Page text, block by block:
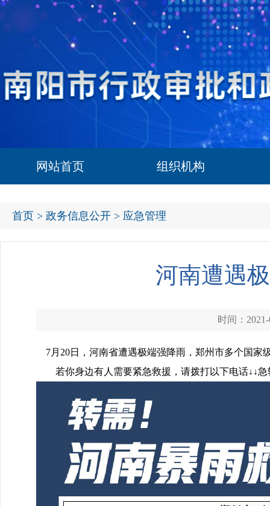
网站首页 组织机构
首页 > 政务信息公开 > 应急管理
河南遭遇
时间：
7月20日，河南省遭遇极端强降雨，郑州市多个国家
若你身边有人需要紧急救援，请拨打以下电话↓↓急